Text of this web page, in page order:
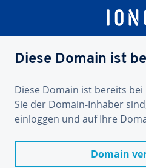
Diese Domain ist
Diese Domain ist bereits bei
Sie der Domain-Inhaber
einloggen und auf Ihre
Domain